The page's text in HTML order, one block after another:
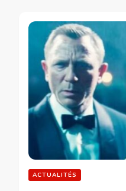
ACTUALITÉS